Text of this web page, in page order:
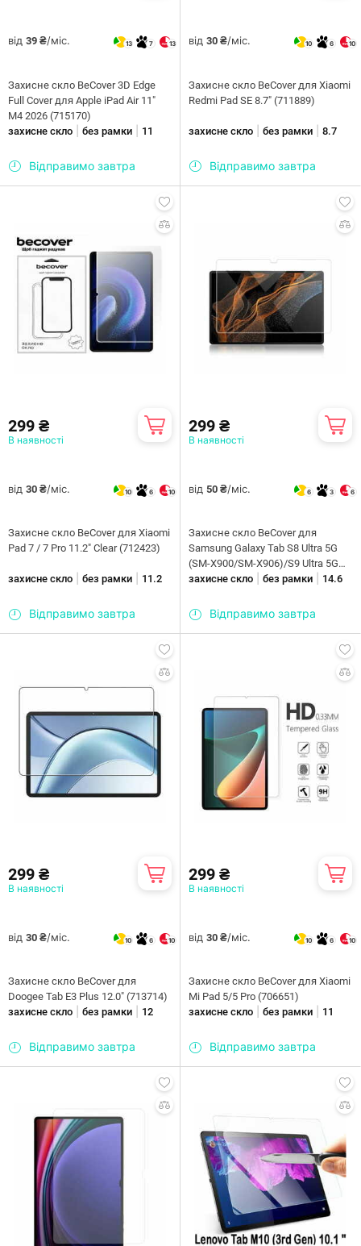
від 39 ₴/міс. 13 7 13
Захисне скло BeCover 3D Edge
Full Cover для Apple iPad Air 11"
M4 2026 (715170)
захисне скло
без рамки 11
Відправимо завтра
від 30 ₴/міс. 10 6 10
Захисне скло BeCover для Xiaomi
Redmi Pad SE 8.7" (711889)
захисне скло без рамки 8.7
Відправимо завтра
299 ₴
В наявності
від 30 ₴/міс. 10 6 10
Захисне скло BeCover для Xiaomi
Pad 7 / 7 Pro 11.2" Clear (712423)
захисне скло без рамки 11.2
Відправимо завтра
299 ₴
В наявності
від 50 ₴/міс. 6 3 6
Захисне скло BeCover для
Samsung Galaxy Tab S8 Ultra 5G
(SM-X900/SM-X906)/S9 Ultra 5G
(SM-X910/SM-X916B) 14.6"
захисне скло без рамки 14.6
Відправимо завтра
299 ₴
В наявності
від 30 ₴/міс. 10 6 10
Захисне скло BeCover для
Doogee Tab E3 Plus 12.0" (713714)
захисне скло
без рамки 12
Відправимо завтра
299 ₴
В наявності
від 30 ₴/міс. 10 6 10
Захисне скло BeCover для Xiaomi
Mi Pad 5/5 Pro (706651)
захисне скло
без рамки 11
Відправимо завтра